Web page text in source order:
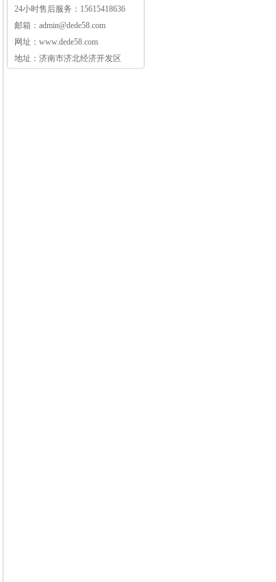
24小时售后服务：15615418636
邮箱： admin@dede58.com
网址：www.dede58.com
地址：济南市济北经济开发区